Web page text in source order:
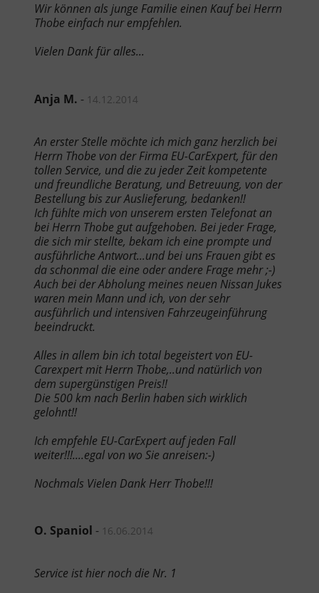
Wir können als junge Familie einen Kauf bei Herrn
Thobe einfach nur empfehlen.
Vielen Dank für alles...
Anja M. - 14.12.2014
An erster Stelle möchte ich mich ganz herzlich bei
Herrn Thobe von der Firma EU-CarExpert, für den
tollen Service, und die zu jeder Zeit kompetente
und freundliche Beratung, und Betreuung, von der
Bestellung bis zur Auslieferung, bedanken!!
Ich fühlte mich von unserem ersten Telefonat an
bei Herrn Thobe gut aufgehoben. Bei jeder Frage,
die sich mir stellte, bekam ich eine prompte und
ausführliche Antwort...und bei uns Frauen gibt es
da schonmal die eine oder andere Frage mehr ;-)
Auch bei der Abholung meines neuen Nissan Jukes
waren mein Mann und ich, von der sehr
ausführlich und intensiven Fahrzeugeinführung
beeindruckt.
Alles in allem bin ich total begeistert von EU-
Carexpert mit Herrn Thobe,..und natürlich von
dem supergünstigen Preis!!
Die 500 km nach Berlin haben sich wirklich
gelohnt!!
Ich empfehle EU-CarExpert auf jeden Fall
weiter!!!....egal von wo Sie anreisen:-)
Nochmals Vielen Dank Herr Thobe!!!
O. Spaniol - 16.06.2014
Service ist hier noch die Nr. 1